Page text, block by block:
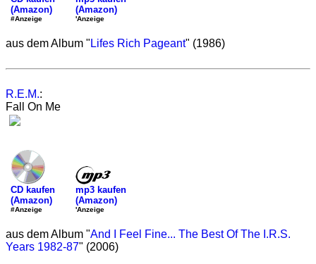
(Amazon)
#Anzeige
(Amazon)
'Anzeige
aus dem Album " Lifes Rich Pageant" (1986)
R.E.M.:
Fall On Me
CD kaufen
(Amazon)
#Anzeige
mp3 kaufen
(Amazon)
'Anzeige
aus dem Album "And I Feel Fine... The Best Of The I.R.S.
Years 1982-87" (2006)